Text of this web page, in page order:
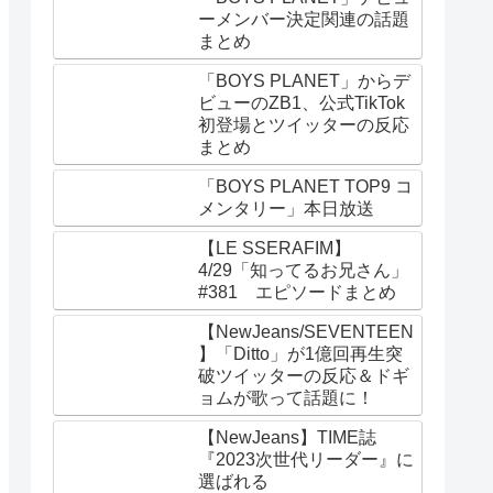
ーメンバー決定関連の話題
まとめ
「BOYS PLANET」からデ
ビューのZB1、公式TikTok
初登場とツイッターの反応
まとめ
「BOYS PLANET TOP9 コ
メンタリー」本日放送
【LE SSERAFIM】
4/29「知ってるお兄さん」
#381 エピソードまとめ
【NewJeans/SEVENTEEN
】「Ditto」が1億回再生突
破ツイッターの反応＆ドギ
ョムが歌って話題に！
【NewJeans】TIME誌
『2023次世代リーダー』に
選ばれる